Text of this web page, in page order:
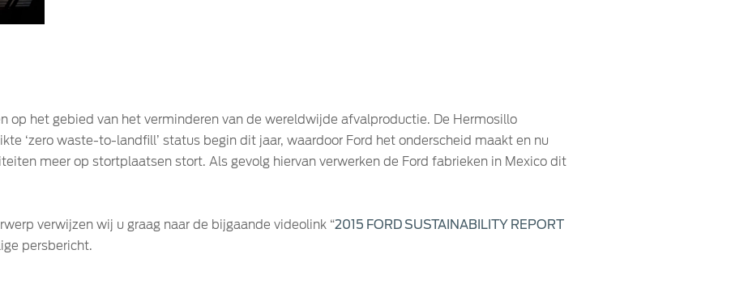
op het gebied van het verminderen van de wereldwijde afvalproductie. De Hermosillo
‘zero waste-to-landfill’ status begin dit jaar, waardoor Ford het onderscheid maakt en nu
meer op stortplaatsen stort. Als gevolg hiervan verwerken de Ford fabrieken in Mexico dit
verwijzen wij u graag naar de bijgaande videolink “2015 FORD SUSTAINABILITY REPORT
persbericht.